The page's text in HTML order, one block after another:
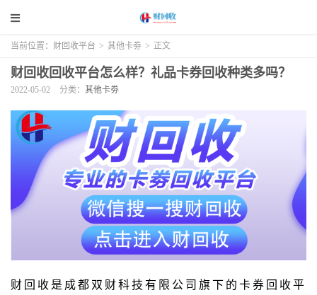
当前位置： 财回收平台 > 其他卡劵 > 正文
财回收回收平台怎么样？礼品卡券回收种类多吗？
2022-05-02 分类： 其他卡劵
财回收是成都双财科技有限公司旗下的卡券回收平